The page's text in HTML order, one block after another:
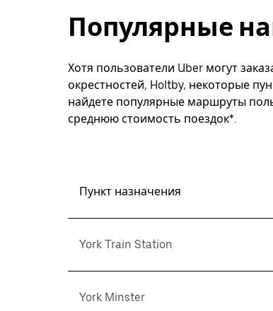
Популярные
Хотя пользователи Uber могут
окрестностей, Holtby, некоторые
найдете популярные маршруты
среднюю стоимость поездок*.
Пункт назначения
York Train Station
York Minster